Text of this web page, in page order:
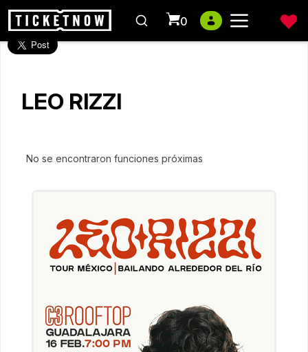
0
LEO RIZZI
No se encontraron funciones próximas